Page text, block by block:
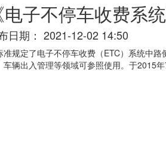
电子不停车收费系
日期： 2021-12-02 14:50
准规定了电子不停车收费（ETC）系统中
车辆出入管理等领域可参照使用。于2015年